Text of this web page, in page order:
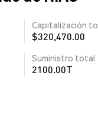
Capitalización
$320,470.00
Suministro total
2100.00T